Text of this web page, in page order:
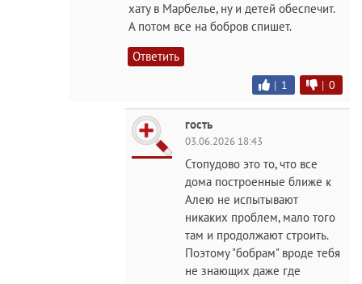
хату в Марбелье, ну и детей обеспечит.
А потом все на бобров спишет.
Ответить
| 1 | 0
гость
03.06.2026 18:43
Стопудово это то, что все
дома построенные ближе к
Алею не испытывают
никаких проблем, мало того
там и продолжают строить.
Поэтому "бобрам" вроде тебя
не знающих даже где